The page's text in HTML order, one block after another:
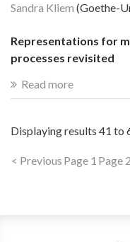
Sandra Kliem (Goethe-
Representations for
processes revisited
Read more
Displaying results 41 to
< Previous Page 1 Page 2